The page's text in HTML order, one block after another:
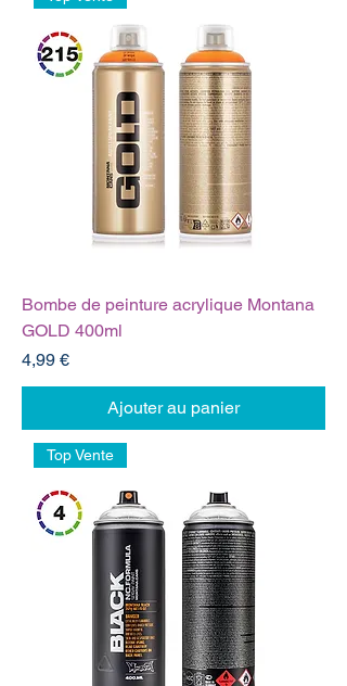
Bombe de peinture acrylique Montana
GOLD 400ml
Prix
4,99 €
Ajouter au panier
Top Vente